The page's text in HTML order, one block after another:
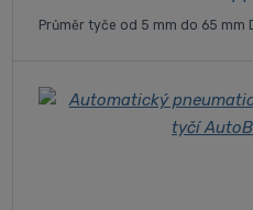
Průměr tyče od 5 mm do 65 mm